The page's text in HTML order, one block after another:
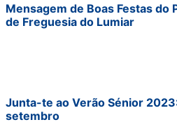
Mensagem de Boas Festas do
de Freguesia do Lumiar
Junta-te ao Verão Sénior
setembro